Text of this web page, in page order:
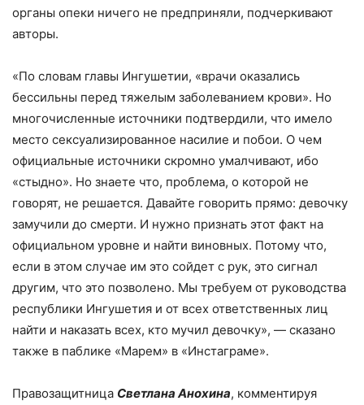
органы опеки ничего не предприняли, подчеркивают
авторы.
«По словам главы Ингушетии, «врачи оказались
бессильны перед тяжелым заболеванием крови». Но
многочисленные источники подтвердили, что имело
место сексуализированное насилие и побои. О чем
официальные источники скромно умалчивают, ибо
«стыдно». Но знаете что, проблема, о которой не
говорят, не решается. Давайте говорить прямо: девочку
замучили до смерти. И нужно признать этот факт на
официальном уровне и найти виновных. Потому что,
если в этом случае им это сойдет с рук, это сигнал
другим, что это позволено. Мы требуем от руководства
республики Ингушетия и от всех ответственных лиц
найти и наказать всех, кто мучил девочку», — сказано
также в паблике «Марем» в «Инстаграме».
Правозащитница Светлана Анохина, комментируя